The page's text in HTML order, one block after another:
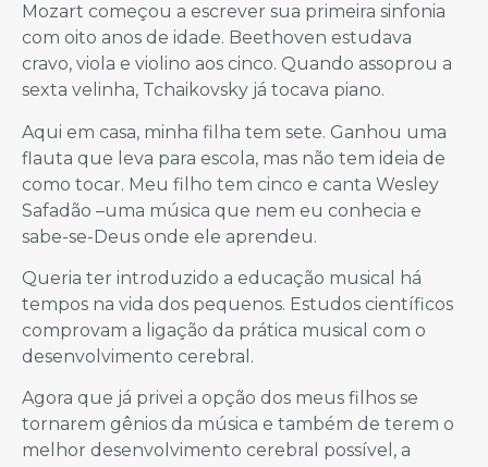
Mozart começou a escrever sua primeira sinfonia
com oito anos de idade. Beethoven estudava
cravo, viola e violino aos cinco. Quando assoprou a
sexta velinha, Tchaikovsky já tocava piano.
Aqui em casa, minha filha tem sete. Ganhou uma
flauta que leva para escola, mas não tem ideia de
como tocar. Meu filho tem cinco e canta Wesley
Safadão –uma música que nem eu conhecia e
sabe-se-Deus onde ele aprendeu.
Queria ter introduzido a educação musical há
tempos na vida dos pequenos. Estudos científicos
comprovam a ligação da prática musical com o
desenvolvimento cerebral.
Agora que já privei a opção dos meus filhos se
tornarem gênios da música e também de terem o
melhor desenvolvimento cerebral possível, a